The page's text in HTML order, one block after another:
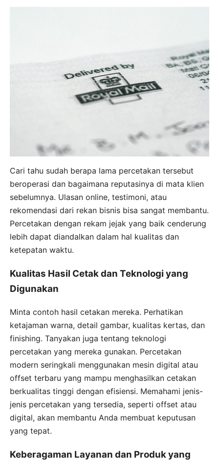
Cari tahu sudah berapa lama percetakan tersebut
beroperasi dan bagaimana reputasinya di mata klien
sebelumnya. Ulasan online, testimoni, atau
rekomendasi dari rekan bisnis bisa sangat membantu.
Percetakan dengan rekam jejak yang baik cenderung
lebih dapat diandalkan dalam hal kualitas dan
ketepatan waktu.
Kualitas Hasil Cetak dan Teknologi yang
Digunakan
Minta contoh hasil cetakan mereka. Perhatikan
ketajaman warna, detail gambar, kualitas kertas, dan
finishing. Tanyakan juga tentang teknologi
percetakan yang mereka gunakan. Percetakan
modern seringkali menggunakan mesin digital atau
offset terbaru yang mampu menghasilkan cetakan
berkualitas tinggi dengan efisiensi. Memahami jenis-
jenis percetakan yang tersedia, seperti offset atau
digital, akan membantu Anda membuat keputusan
yang tepat.
Keberagaman Layanan dan Produk yang